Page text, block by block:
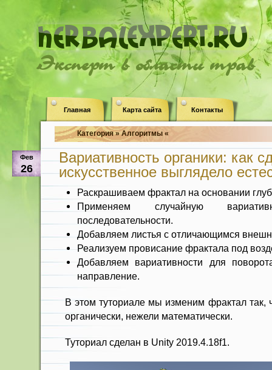
Эксперт в области трав
Главная Карта сайта Контакты
Категория » Алгоритмы «
Фев
26
Вариативность органики: как
искусственное выглядело
Раскрашиваем фрактал на основании
Применяем случайную
последовательности.
Добавляем листья с отличающимся
Реализуем провисание фрактала под
Добавляем вариативности для
направление.
В этом туториале мы изменим фрактал так,
органически, нежели математически.
Туториал сделан в Unity 2019.4.18f1.